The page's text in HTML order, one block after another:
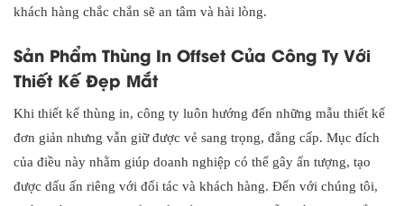
khách hàng chắc chắn sẽ an tâm và hài lòng.
Sản Phẩm Thùng In Offset Của Công Ty Với
Thiết Kế Đẹp Mắt
Khi thiết kế thùng in, công ty luôn hướng đến những mẫu thiết kế
đơn giản nhưng vẫn giữ được vẻ sang trọng, đẳng cấp. Mục đích
của điều này nhằm giúp doanh nghiệp có thể gây ấn tượng, tạo
được dấu ấn riêng với đối tác và khách hàng. Đến với chúng tôi,